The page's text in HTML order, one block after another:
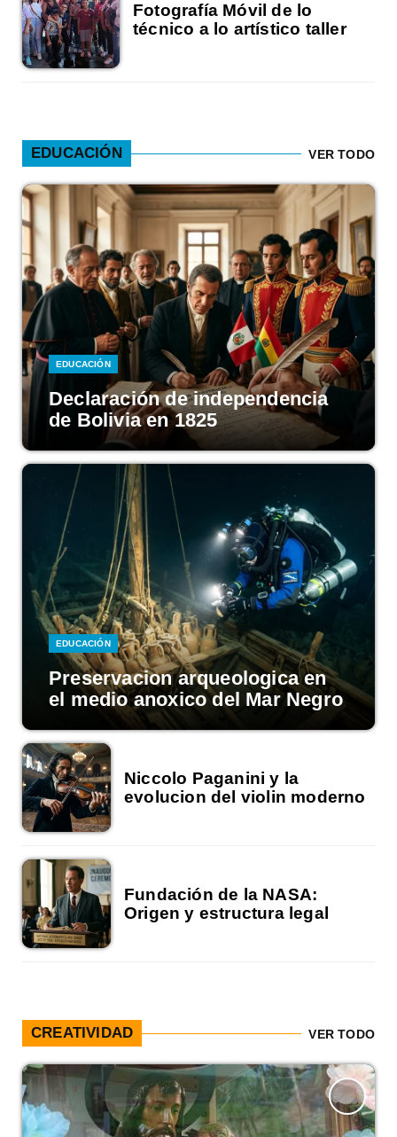
Fotografía Móvil de lo
técnico a lo artístico taller
EDUCACIÓN VER TODO
EDUCACIÓN
Declaración de independencia
de Bolivia en 1825
EDUCACIÓN
Preservacion arqueologica en
el medio anoxico del Mar Negro
Niccolo Paganini y la
evolucion del violin moderno
Fundación de la NASA:
Origen y estructura legal
CREATIVIDAD VER TODO